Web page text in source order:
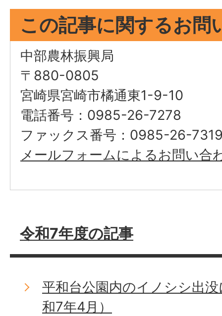
この記事に関するお問
中部農林振興局
〒880-0805
宮崎県宮崎市橘通東1-9-10
電話番号：0985-26-7278
ファックス番号：0985-26-
メールフォームによるお問い合
令和7年度の記事
平和台公園内のイノシシ出
和7年4月）